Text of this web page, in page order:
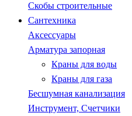
Скобы строительные
Сантехника
Аксессуары
Арматура запорная
Краны для воды
Краны для газа
Бесшумная канализация
Инструмент, Счетчики